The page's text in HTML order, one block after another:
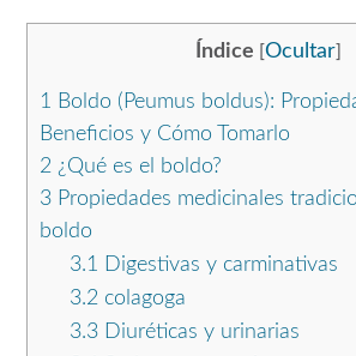
Índice Ocultar
1 Boldo (Peumus boldus):
Beneficios y Cómo Tomarlo
2 ¿Qué es el boldo?
3 Propiedades medicinales
boldo
3.1 Digestivas y carminativas
3.2colagoga
3.3Diuréticas y urinarias